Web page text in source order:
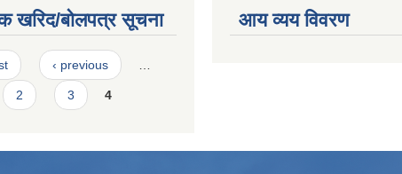
खरिद/बोलपत्र सूचना
‹ previous
2 3 4
आय व्यय विवरण